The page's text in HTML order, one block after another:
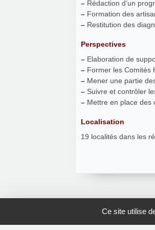
Ce site utilise
– Rédaction d’un
– Formation des
– Restitution des
Perspectives
– Elaboration de
– Former les Comités
– Mener une partie
– Suivre et contrôler
– Mettre en place des
Localisation
19 localités dans les